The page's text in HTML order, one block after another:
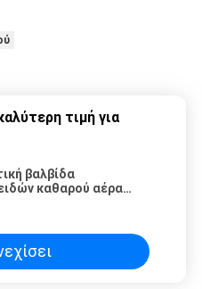
τιμή για
βαλβίδα
καθαρού αέρα